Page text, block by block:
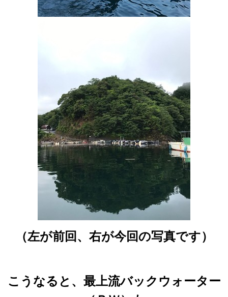
（左が前回、右が今回の写真です）
こうなると、最上流バックウォーター